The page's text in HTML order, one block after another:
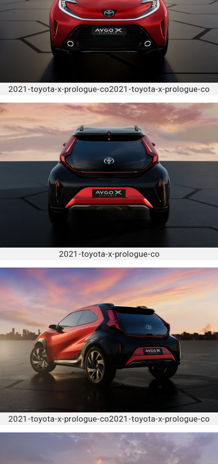
2021-toyota-x-prologue-co2021-toyota-x-prologue-co
2021-toyota-x-prologue-co
2021-toyota-x-prologue-co2021-toyota-x-prologue-co